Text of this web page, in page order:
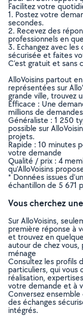
Facilitez votre
1. Postez votre
secondes.
2. Recevez des
professionnels en
3. Echangez avec
sécurisée et faites
C’est gratuit et sans
AlloVoisins partout
représentées sur
grande ville, trouvez
Efficace : Une
millions de
Généraliste : 1 250
possible sur
projets.
Rapide : 10 minutes
votre demande
Qualité / prix : 4
qu’AlloVoisins
* Données issues
échantillon de 5 671
Vous cherchez
Sur AlloVoisins,
première réponse à
et trouvez en
autour de chez
ménage
Consultez les profils
particuliers, qui
réalisation,
votre demande et à
Conversez
des échanges
intégrés.